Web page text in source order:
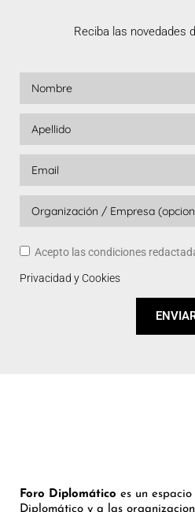
Reciba las novedades
Acepto las condiciones
Privacidad y Cookies
Foro Diplomático es un
Diplomático y a las